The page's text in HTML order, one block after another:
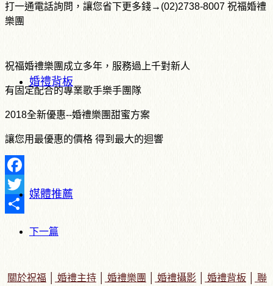
婚禮背板
媒體推薦
打一通電話詢問，讓您省下更多錢→(02)2738-8007 祝福婚禮
樂團
祝福婚禮樂團成立多年，服務過上千對新人
有固定配合的專業歌手樂手團隊
2018全新優惠--婚禮樂團甜蜜方案
讓您用最優惠的價格 得到最大的迴響
Facebook
Twitter
下一篇
關於祝福 婚禮主持 婚禮樂團 婚禮攝影 婚禮背板
聯